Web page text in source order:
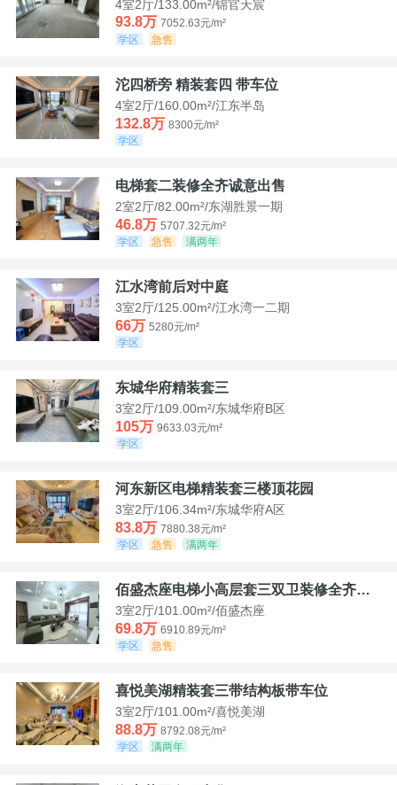
4室2厅/133.00m²/锦官天宸
93.8万 7052.63元/m²
学区
急售
沱四桥旁 精装套四 带车位
4室2厅/160.00m²/江东半岛
132.8万 8300元/m²
学区
电梯套二装修全齐诚意出售
2室2厅/82.00m²/东湖胜景一期
46.8万 5707.32元/m²
学区
急售 满两年
江水湾前后对中庭
3室2厅/125.00m²/江水湾一二期
66万 5280元/m²
学区
东城华府精装套三
3室2厅/109.00m²/东城华府B区
105万 9633.03元/m²
学区
河东新区电梯精装套三楼顶花园
3室2厅/106.34m²/东城华府A区
83.8万 7880.38元/m²
学区
急售 满两年
佰盛杰座电梯小高层套三双卫装修全齐诚意出售
3室2厅/101.00m²/佰盛杰座
69.8万 6910.89元/m²
学区
急售
喜悦美湖精装套三带结构板带车位
3室2厅/101.00m²/喜悦美湖
88.8万 8792.08元/m²
学区
满两年